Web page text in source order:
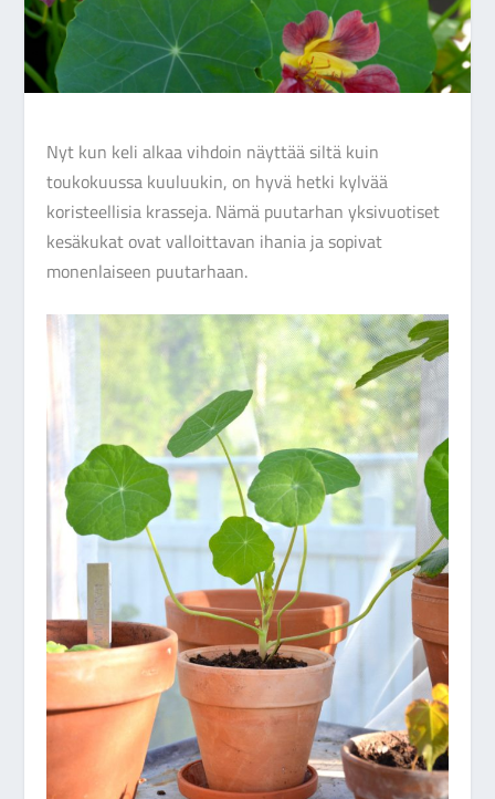
Nyt kun keli alkaa vihdoin näyttää siltä kuin
toukokuussa kuuluukin, on hyvä hetki kylvää
koristeellisia krasseja. Nämä puutarhan yksivuotiset
kesäkukat ovat valloittavan ihania ja sopivat
monenlaiseen puutarhaan.